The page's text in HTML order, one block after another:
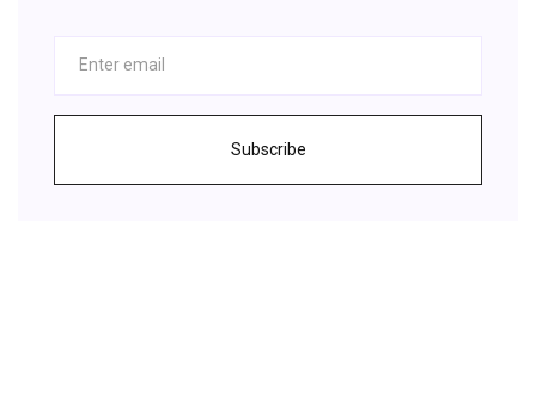
Subscribe